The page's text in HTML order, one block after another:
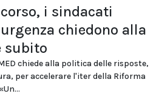
i sindacati
chiedono alla
subito
chiede alla politica delle risposte,
per accelerare l'iter della Riforma